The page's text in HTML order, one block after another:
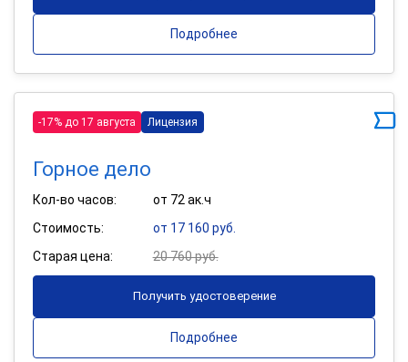
Подробнее
-17% до 17 августа Лицензия
Горное дело
Кол-во часов:
от 72 ак.ч
Стоимость:
от 17 160 руб.
Старая цена:
20 760 руб.
Получить удостоверение
Подробнее